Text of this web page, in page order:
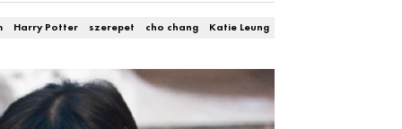
Harry Potter szerepet cho chang Katie Leung